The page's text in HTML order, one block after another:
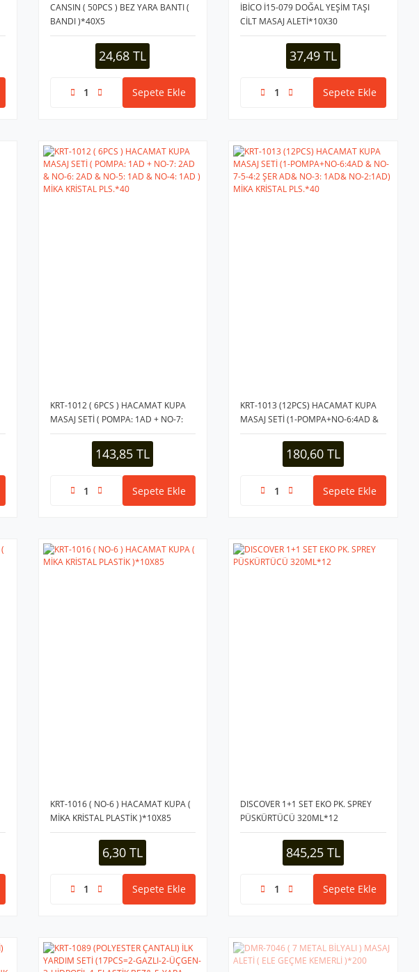
CANSIN ( 50PCS ) BEZ YARA BANTI (
BANDI )*40X5
24,68 TL
Sepete Ekle
İBİCO İ15-079 DOĞAL YEŞİM TAŞI
CİLT MASAJ ALETİ*10X30
37,49 TL
Sepete Ekle
KRT-1012 ( 6PCS ) HACAMAT KUPA
MASAJ SETİ ( POMPA: 1AD + NO-7:
2AD & NO-6: 2AD & NO-5: 1AD & NO-
4: 1AD ) MİKA KRİSTAL PLS.*40
143,85 TL
Sepete Ekle
KRT-1013 (12PCS) HACAMAT KUPA
MASAJ SETİ (1-POMPA+NO-6:4AD &
NO-7-5-4:2 ŞER AD& NO-3: 1AD&
NO-2:1AD) MİKA KRİSTAL PLS.*40
180,60 TL
Sepete Ekle
KRT-1016 ( NO-6 ) HACAMAT KUPA (
MİKA KRİSTAL PLASTİK )*10X85
6,30 TL
Sepete Ekle
DISCOVER 1+1 SET EKO PK. SPREY
PÜSKÜRTÜCÜ 320ML*12
845,25 TL
Sepete Ekle